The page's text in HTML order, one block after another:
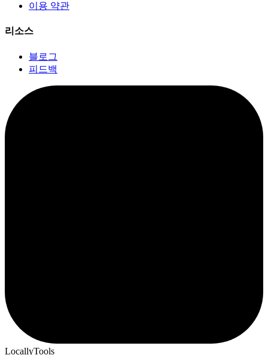
이용 약관
리소스
블로그
피드백
LocallyTools